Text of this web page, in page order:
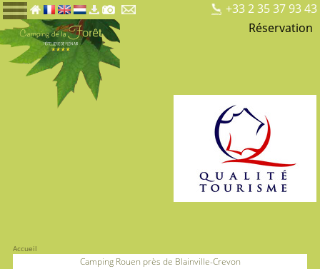
+33 2 35 37 93 43
Réservation
Accueil
Camping Rouen près de Blainville-Crevon